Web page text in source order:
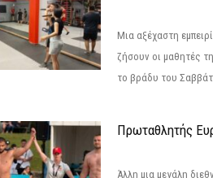
Μια αξέχαστη
ζήσουν οι μαθητές
το βράδυ του
Πρωταθλητής
Άλλη μια μεγάλη